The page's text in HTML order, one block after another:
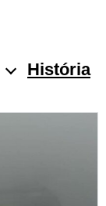
História